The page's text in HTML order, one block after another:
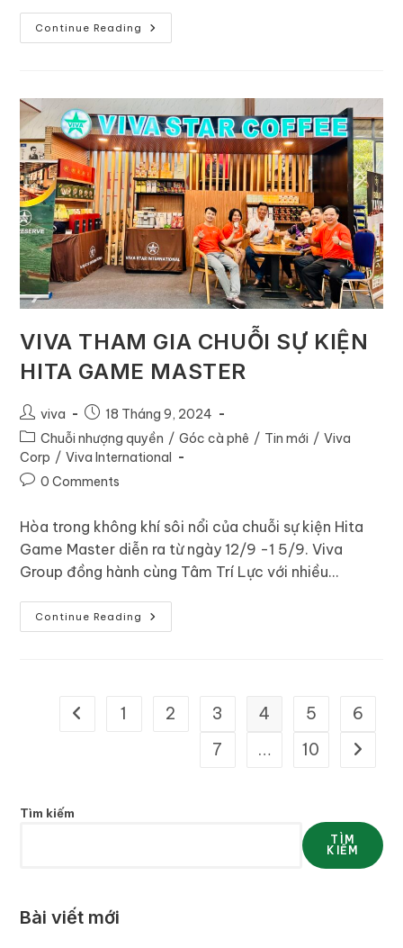
Continue Reading
VIVA THAM GIA CHUỖI SỰ KIỆN
HITA GAME MASTER
viva
18 Tháng 9, 2024
Chuỗi nhượng quyền / Góc cà phê / Tin mới / Viva
Corp / Viva International
0 Comments
Hòa trong không khí sôi nổi của chuỗi sự kiện Hita
Game Master diễn ra từ ngày 12/9 -1 5/9. Viva
Group đồng hành cùng Tâm Trí Lực với nhiều…
Continue Reading
1 2 3 4 5
6
7
… 10
Tìm kiếm
TÌM
KIẾM
Bài viết mới